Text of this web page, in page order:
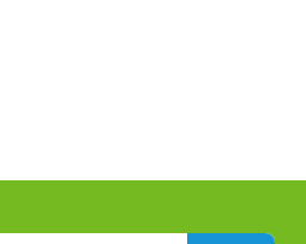
Sepete Ekle